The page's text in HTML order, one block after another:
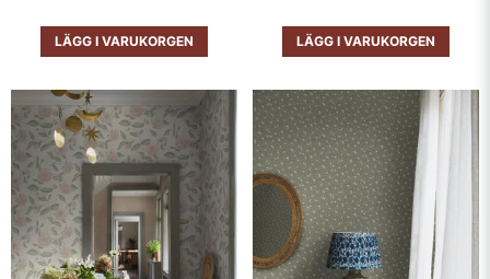
LÄGG I VARUKORGEN LÄGG I VARUKORGEN